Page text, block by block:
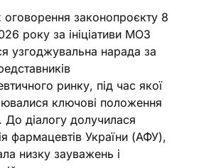
законопроєкту 8
року за ініціативи МОЗ
узгоджувальна нарада за
ринку, під час якої
ключові положення
До діалогу долучилася
фармацевтів України (АФУ),
низку зауважень і